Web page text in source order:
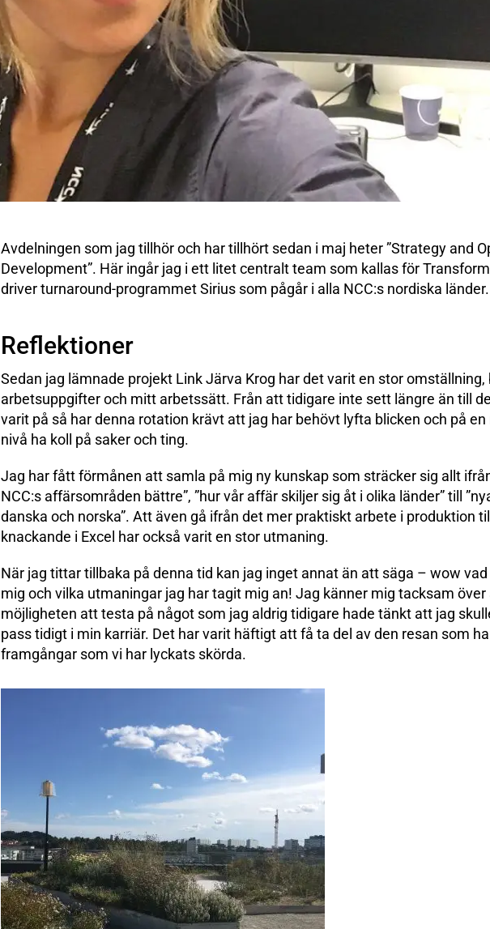
Avdelningen som jag tillhör och har tillhört sedan i maj heter ”Strategy and
Development”. Här ingår jag i ett litet centralt team som kallas för
driver turnaround-programmet Sirius som pågår i alla NCC:s nordiska länder.
Reflektioner
Sedan jag lämnade projekt Link Järva Krog har det varit en stor
arbetsuppgifter och mitt arbetssätt. Från att tidigare inte sett längre än till
varit på så har denna rotation krävt att jag har behövt lyfta blicken och på
nivå ha koll på saker och ting.
Jag har fått förmånen att samla på mig ny kunskap som sträcker sig allt
NCC:s affärsområden bättre”, ”hur vår affär skiljer sig åt i olika länder” till
danska och norska”. Att även gå ifrån det mer praktiskt arbete i produktion
knackande i Excel har också varit en stor utmaning.
När jag tittar tillbaka på denna tid kan jag inget annat än att säga – wow
mig och vilka utmaningar jag har tagit mig an! Jag känner mig tacksam
möjligheten att testa på något som jag aldrig tidigare hade tänkt att jag
pass tidigt i min karriär. Det har varit häftigt att få ta del av den resan som
framgångar som vi har lyckats skörda.